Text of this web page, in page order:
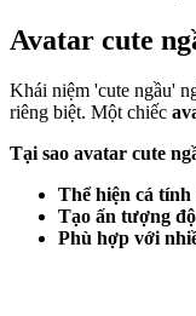
Avatar cute
Khái niệm 'cute ngầu'
riêng biệt. Một chiếc
Tại sao avatar cute
Thể hiện cá tính
Tạo ấn tượng
Phù hợp với